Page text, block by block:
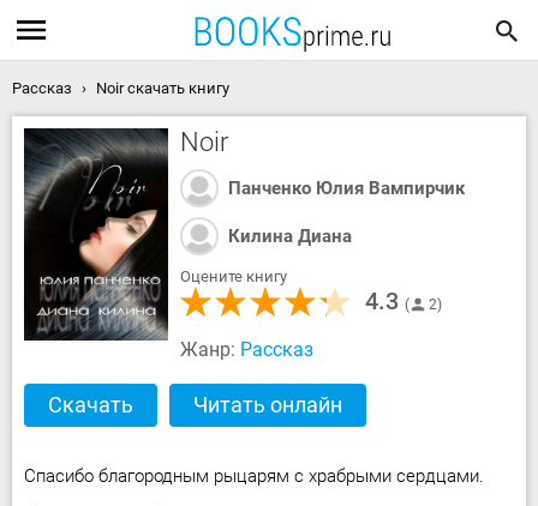
Рассказ Noir скачать книгу
Noir
Панченко Юлия Вампирчик
Килина Диана
Оцените книгу
4.3 2
Жанр: Рассказ
Скачать Читать онлайн
Спасибо благородным рыцарям с храбрыми сердцами.